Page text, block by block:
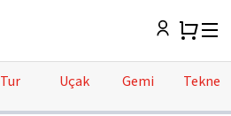
Tur Uçak Gemi Tekne